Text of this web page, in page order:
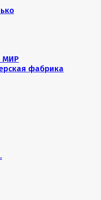
МИР
фабрика